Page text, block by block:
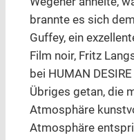
brannte es sich
Guffey, ein
Film noir, Fritz
bei HUMAN
Übriges getan, die
Atmosphäre
Atmosphäre